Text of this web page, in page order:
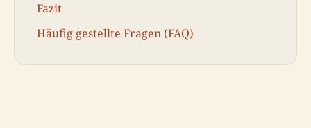
Fazit
Häufig gestellte Fragen (FAQ)